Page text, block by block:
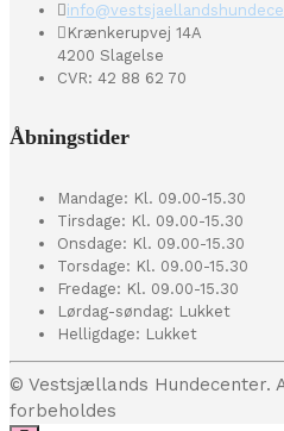
Krænkerupvej 14A
4200 Slagelse
CVR: 42 88 62 70
Åbningstider
Mandage: Kl. 09.00-15.30
Tirsdage: Kl. 09.00-15.30
Onsdage: Kl. 09.00-15.30
Torsdage: Kl. 09.00-15.30
Fredage: Kl. 09.00-15.30
Lørdag-søndag: Lukket
Helligdage: Lukket
© Vestsjællands Hundecenter.
forbeholdes